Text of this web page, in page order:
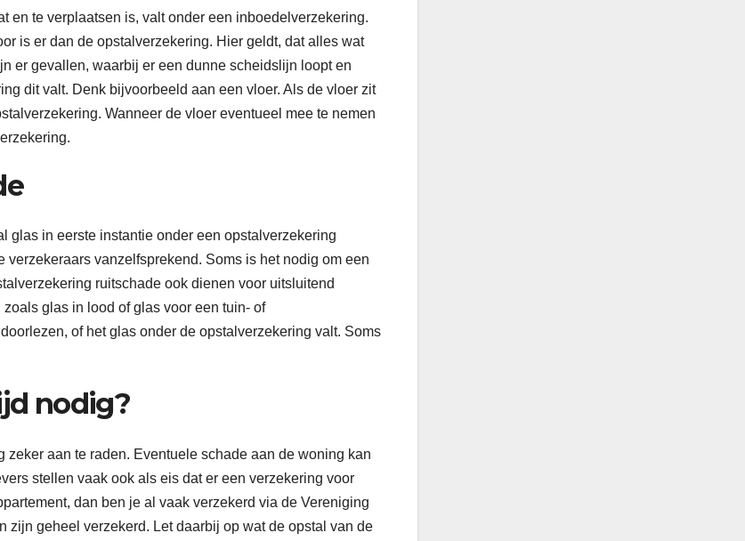
en te verplaatsen is, valt onder een inboedelverzekering.
is er dan de opstalverzekering. Hier geldt, dat alles wat
er gevallen, waarbij er een dunne scheidslijn loopt en
dit valt. Denk bijvoorbeeld aan een vloer. Als de vloer zit
Wanneer de vloer eventueel mee te nemen
glas in eerste instantie onder een opstalverzekering
verzekeraars vanzelfsprekend. Soms is het nodig om een
ruitschade ook dienen voor uitsluitend
glas in lood of glas voor een tuin- of
of het glas onder de opstalverzekering valt. Soms
nodig?
aan te raden. Eventuele schade aan de woning kan
stellen vaak ook als eis dat er een verzekering voor
dan ben je al vaak verzekerd via de Vereniging
geheel verzekerd. Let daarbij op wat de opstal van de